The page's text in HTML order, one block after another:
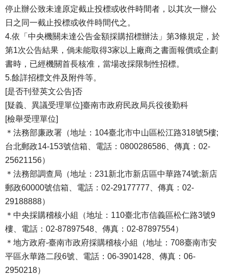
停止辦公致未達原定截止投標或收件時間者，以其次一辦公
日之同一截止投標或收件時間代之。
4.依「中央機關未達公告金額採購招標辦法」第3條規定，於
第1次公告結果，倘未能取得3家以上廠商之書面報價或企劃
書時，已經機關首長核准，當場改採限制性招標。
5.餘詳招標文件及附件等。
[是否刊登英文公告]否
[疑義、異議受理單位]臺南市政府民政局兵役後勤科
[檢舉受理單位]
＊法務部廉政署（地址：104臺北市中山區松江路318號5樓;
台北郵政14-153號信箱、電話：0800286586、傳真：02-
25621156）
＊法務部調查局（地址：231新北市新店區中華路74號;新店
郵政60000號信箱、電話：02-29177777、傳真：02-
29188888）
＊中央採購稽核小組（地址：110臺北市信義區松仁路3號9
樓、電話：02-87897548、傳真：02-87897554）
＊地方政府-臺南市政府採購稽核小組（地址：708臺南市安
平區永華路二段6號、電話：06-3901428、傳真：06-
2950218）